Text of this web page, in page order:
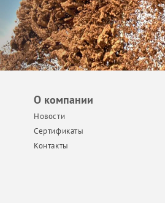
О компании
Новости
Сертификаты
Контакты